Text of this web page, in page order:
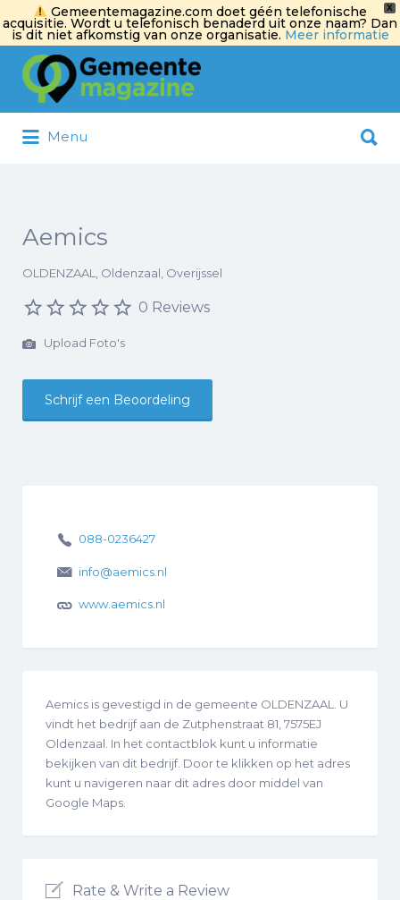
X
Gemeentemagazine.com doet géén telefonische
acquisitie. Wordt u telefonisch benaderd uit onze naam? Dan
is dit niet afkomstig van onze organisatie. Meer informatie
Zoek
naar:
Menu
naar:
Aemics
OLDENZAAL, Oldenzaal, Overijssel
0 Reviews
Upload Foto's
Schrijf een Beoordeling
088-0236427
info@aemics.nl
www.aemics.nl
Aemics is gevestigd in de gemeente OLDENZAAL. U
vindt het bedrijf aan de Zutphenstraat 81, 7575EJ
Oldenzaal. In het contactblok kunt u informatie
bekijken van dit bedrijf. Door te klikken op het adres
kunt u navigeren naar dit adres door middel van
Google Maps.
Rate & Write a Review